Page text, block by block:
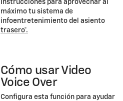
Instrucciones para aprovechar al
máximo tu sistema de
infoentretenimiento del asiento
trasero*.
Cómo usar Video
Voice Over
Configura esta función para ayudar